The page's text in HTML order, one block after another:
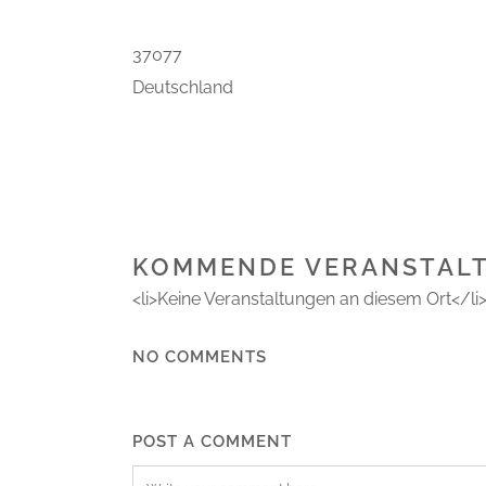
37077
Deutschland
KOMMENDE
<li>Keine Veranstaltungen an diesem Ort</li>
NO COMMENTS
POST A COMMENT